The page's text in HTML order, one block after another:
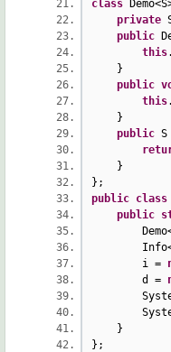
class
private
public
this
}
public
this
}
public
}
};
public class
public
i =
d =
}
};